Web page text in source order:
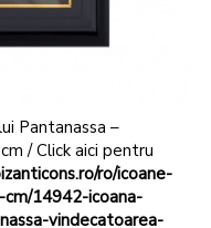
Pantanassa –
/ Click aici pentru
ro/icoane-
14942-icoana-
vindecatoarea-